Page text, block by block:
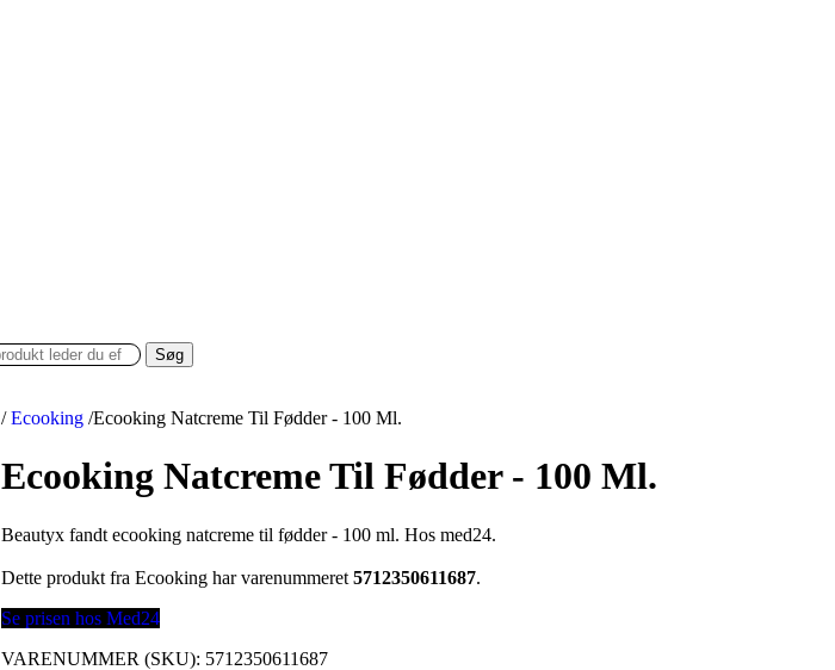
Søg
/ Ecooking /Ecooking Natcreme Til Fødder - 100 Ml.
Ecooking Natcreme Til Fødder - 100 Ml.
Beautyx fandt ecooking natcreme til fødder - 100 ml. Hos med24.
Dette produkt fra Ecooking har varenummeret5712350611687.
Se prisen hos Med24
VARENUMMER (SKU): 5712350611687